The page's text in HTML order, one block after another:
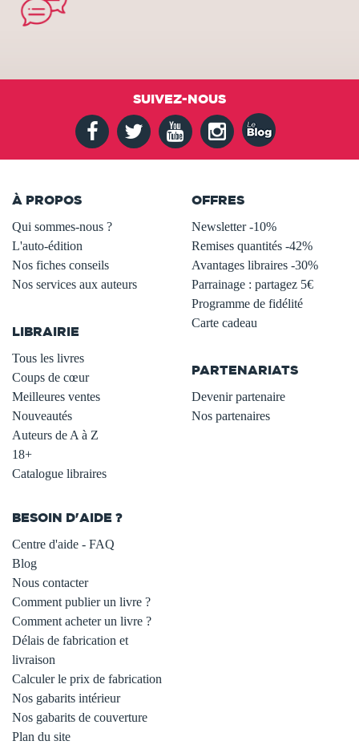
SUIVEZ-NOUS
À PROPOS
Qui sommes-nous ?
L'auto-édition
Nos fiches conseils
Nos services aux auteurs
LIBRAIRIE
Tous les livres
Coups de cœur
Meilleures ventes
Nouveautés
Auteurs de A à Z
18+
Catalogue libraires
OFFRES
Newsletter -10%
Remises quantités -42%
Avantages libraires -30%
Parrainage : partagez 5€
Programme de fidélité
Carte cadeau
PARTENARIATS
Devenir partenaire
Nos partenaires
BESOIN D'AIDE ?
Centre d'aide - FAQ
Blog
Nous contacter
Comment publier un livre ?
Comment acheter un livre ?
Délais de fabrication et
livraison
Calculer le prix de fabrication
Nos gabarits intérieur
Nos gabarits de couverture
Plan du site